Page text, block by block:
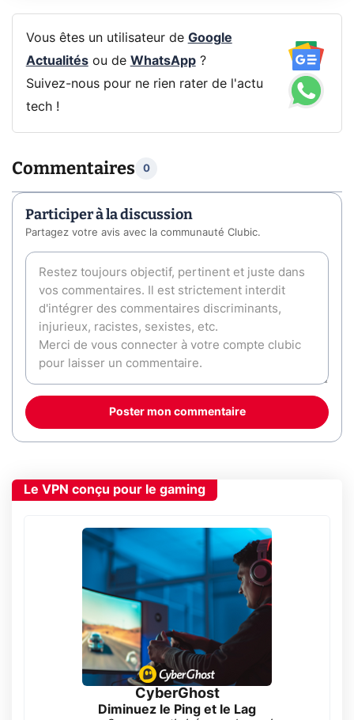
Vous êtes un utilisateur de Google
Actualitésou de WhatsApp?
Suivez-nous pour ne rien rater de l'actu
tech !
Commentaires 0
Participer à la discussion
Partagez votre avis avec la communauté Clubic.
Poster mon commentaire
Le VPN conçu pour le gaming
CyberGhost
Diminuez le Ping et le Lag